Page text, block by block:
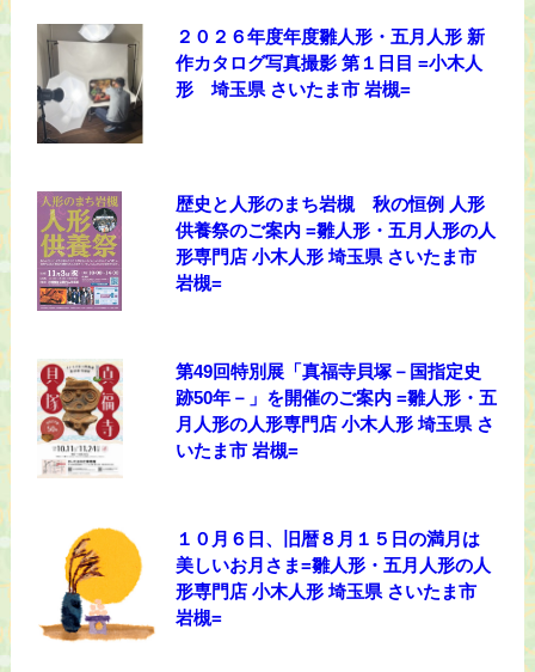
２０２６年度年度雛人形・五月人形 新
作カタログ写真撮影 第１日目 =小木人
形 埼玉県 さいたま市 岩槻=
歴史と人形のまち岩槻 秋の恒例 人形
供養祭のご案内 =雛人形・五月人形の人
形専門店 小木人形 埼玉県 さいたま市
岩槻=
第49回特別展「真福寺貝塚－国指定史
跡50年－」を開催のご案内 =雛人形・五
月人形の人形専門店 小木人形 埼玉県 さ
いたま市 岩槻=
１０月６日、旧暦８月１５日の満月は
美しいお月さま=雛人形・五月人形の人
形専門店 小木人形 埼玉県 さいたま市
岩槻=